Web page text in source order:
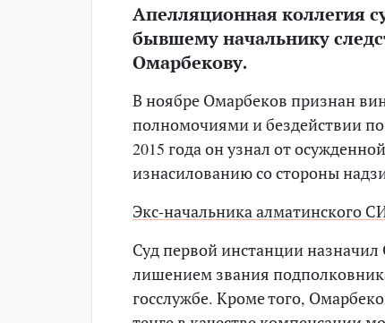
Апелляционная коллегия
бывшему начальнику
Омарбекову.
В ноябре Омарбеков признан
полномочиями и бездействии по
2015 года он узнал от
изнасилованию со стороны
Экс-начальника алматинского
Суд первой инстанции
лишением звания
госслужбе. Кроме того,